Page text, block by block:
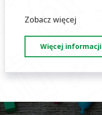
Zobacz więcej
Więcej informacji